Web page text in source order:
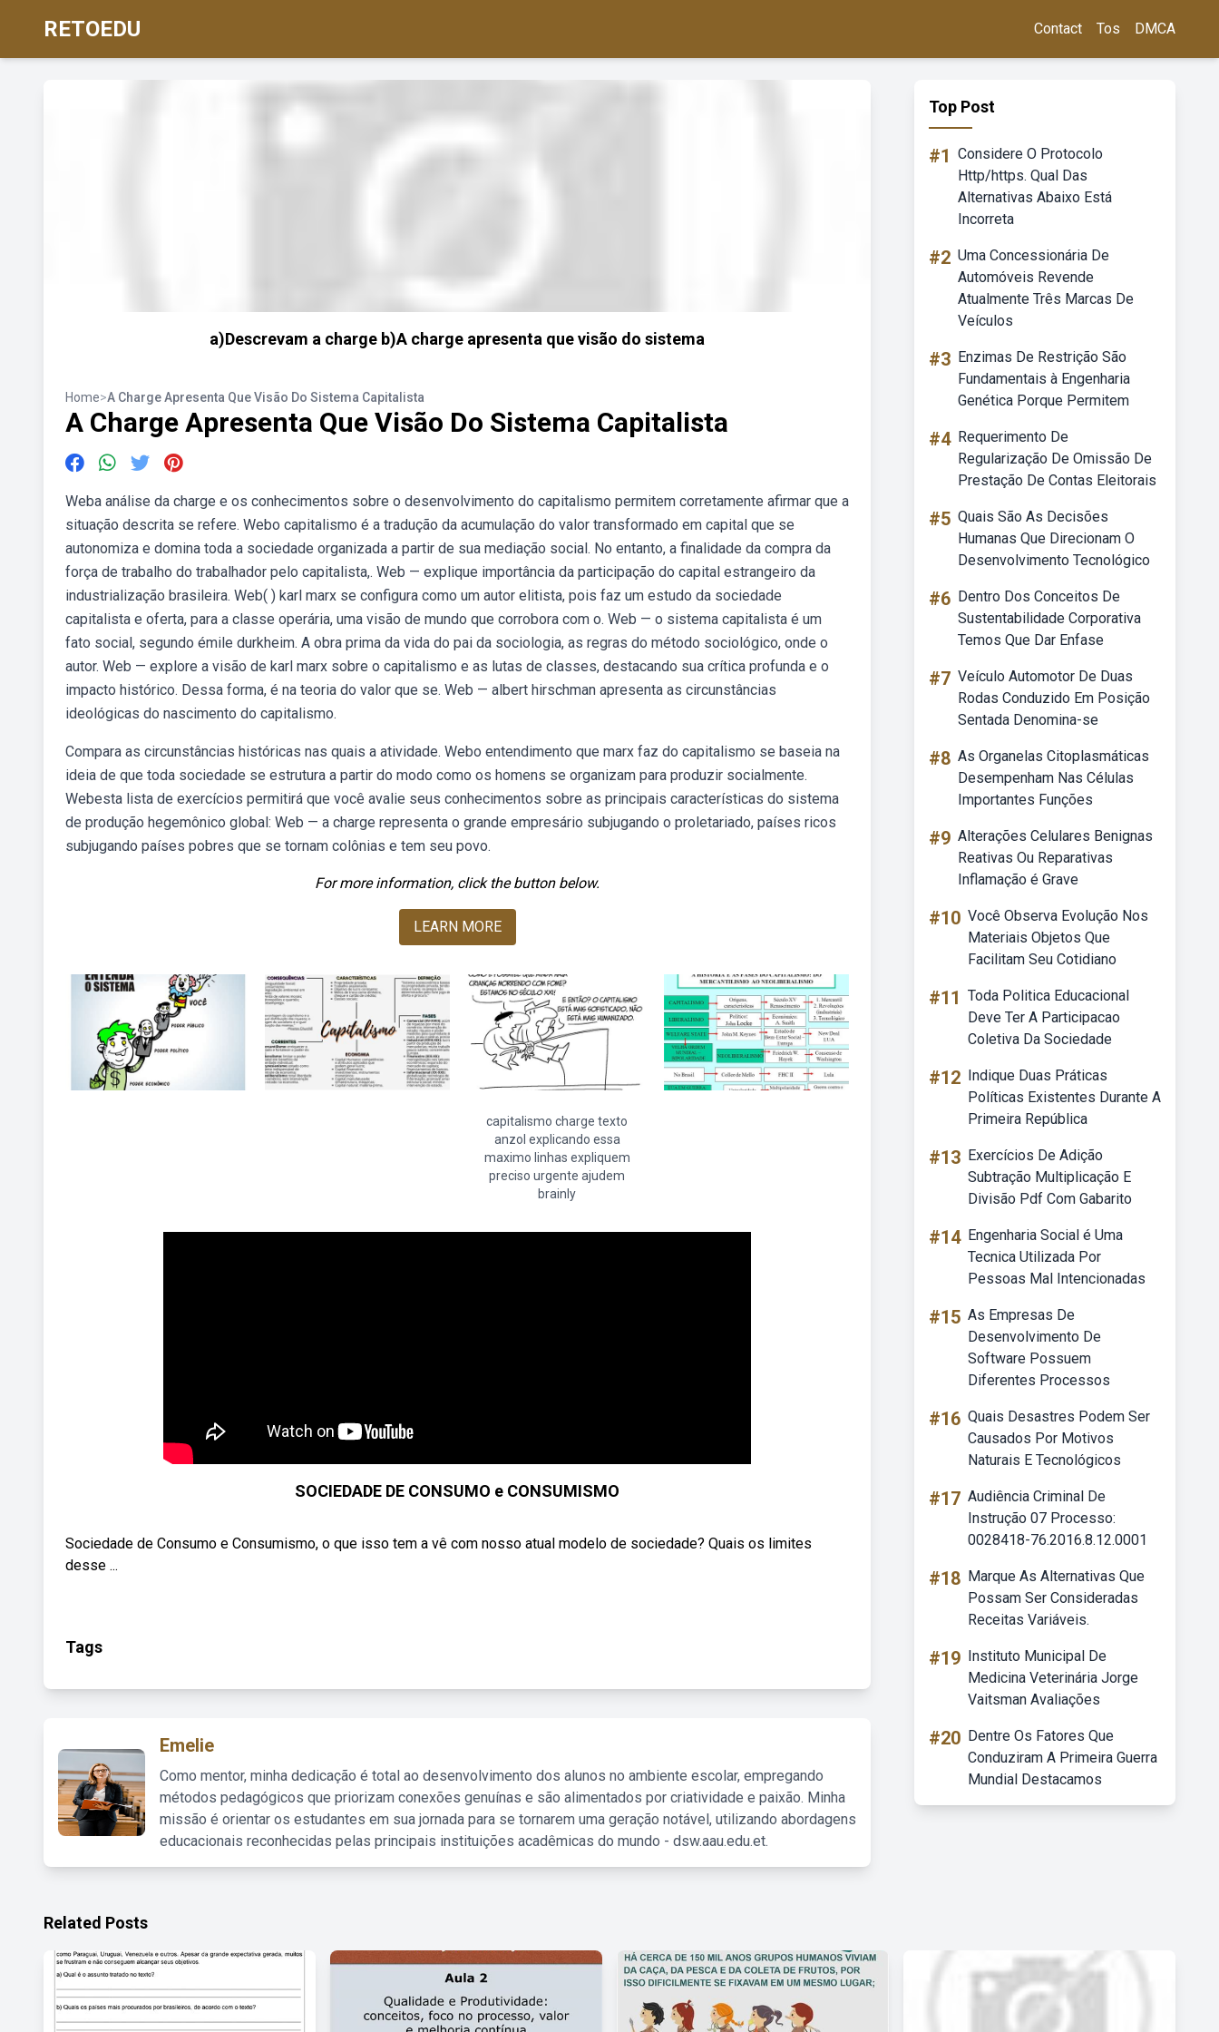
RETOEDU Contact Tos DMCA
a)Descrevam a charge b)A charge apresenta que visão do sistema
Home>A Charge Apresenta Que Visão Do Sistema Capitalista
A Charge Apresenta Que Visão Do Sistema Capitalista
Weba análise da charge e os conhecimentos sobre o desenvolvimento do capitalismo permitem corretamente afirmar que a
situação descrita se refere. Webo capitalismo é a tradução da acumulação do valor transformado em capital que se
autonomiza e domina toda a sociedade organizada a partir de sua mediação social. No entanto, a finalidade da compra da
força de trabalho do trabalhador pelo capitalista,. Web — explique importância da participação do capital estrangeiro da
industrialização brasileira. Web( ) karl marx se configura como um autor elitista, pois faz um estudo da sociedade
capitalista e oferta, para a classe operária, uma visão de mundo que corrobora com o. Web — o sistema capitalista é um
fato social, segundo émile durkheim. A obra prima da vida do pai da sociologia, as regras do método sociológico, onde o
autor. Web — explore a visão de karl marx sobre o capitalismo e as lutas de classes, destacando sua crítica profunda e o
impacto histórico. Dessa forma, é na teoria do valor que se. Web — albert hirschman apresenta as circunstâncias
ideológicas do nascimento do capitalismo.
Compara as circunstâncias históricas nas quais a atividade. Webo entendimento que marx faz do capitalismo se baseia na
ideia de que toda sociedade se estrutura a partir do modo como os homens se organizam para produzir socialmente.
Webesta lista de exercícios permitirá que você avalie seus conhecimentos sobre as principais características do sistema
de produção hegemônico global: Web — a charge representa o grande empresário subjugando o proletariado, países ricos
subjugando países pobres que se tornam colônias e tem seu povo.
For more information, click the button below.
LEARN MORE
capitalismo charge texto
anzol explicando essa
maximo linhas expliquem
preciso urgente ajudem
brainly
SOCIEDADE DE CONSUMO e CONSUMISMO
Sociedade de Consumo e Consumismo, o que isso tem a vê com nosso atual modelo de sociedade? Quais os limites
desse ...
Tags
Emelie
Como mentor, minha dedicação é total ao desenvolvimento dos alunos no ambiente escolar, empregando
métodos pedagógicos que priorizam conexões genuínas e são alimentados por criatividade e paixão. Minha
missão é orientar os estudantes em sua jornada para se tornarem uma geração notável, utilizando abordagens
educacionais reconhecidas pelas principais instituições acadêmicas do mundo - dsw.aau.edu.et.
Top Post
#1 Considere O Protocolo
Http/https. Qual Das
Alternativas Abaixo Está
Incorreta
#2 Uma Concessionária De
Automóveis Revende
Atualmente Três Marcas De
Veículos
#3 Enzimas De Restrição São
Fundamentais à Engenharia
Genética Porque Permitem
#4 Requerimento De
Regularização De Omissão De
Prestação De Contas Eleitorais
#5 Quais São As Decisões
Humanas Que Direcionam O
Desenvolvimento Tecnológico
#6 Dentro Dos Conceitos De
Sustentabilidade Corporativa
Temos Que Dar Enfase
#7 Veículo Automotor De Duas
Rodas Conduzido Em Posição
Sentada Denomina-se
#8 As Organelas Citoplasmáticas
Desempenham Nas Células
Importantes Funções
#9 Alterações Celulares Benignas
Reativas Ou Reparativas
Inflamação é Grave
#10 Você Observa Evolução Nos
Materiais Objetos Que
Facilitam Seu Cotidiano
#11 Toda Politica Educacional
Deve Ter A Participacao
Coletiva Da Sociedade
#12 Indique Duas Práticas
Políticas Existentes Durante A
Primeira República
#13 Exercícios De Adição
Subtração Multiplicação E
Divisão Pdf Com Gabarito
#14 Engenharia Social é Uma
Tecnica Utilizada Por
Pessoas Mal Intencionadas
#15 As Empresas De
Desenvolvimento De
Software Possuem
Diferentes Processos
#16 Quais Desastres Podem Ser
Causados Por Motivos
Naturais E Tecnológicos
#17 Audiência Criminal De
Instrução 07 Processo:
0028418-76.2016.8.12.0001
#18 Marque As Alternativas Que
Possam Ser Consideradas
Receitas Variáveis.
#19 Instituto Municipal De
Medicina Veterinária Jorge
Vaitsman Avaliações
#20 Dentre Os Fatores Que
Conduziram A Primeira Guerra
Mundial Destacamos
Related Posts